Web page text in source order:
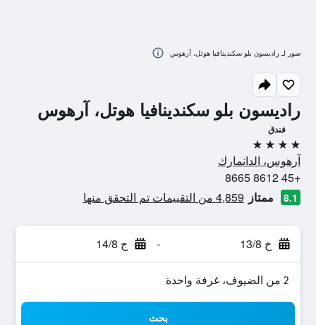
راديسون بلو سكندينافيا هوتل، آرهوس
فندق
4 نجوم
آرهوس، الدانمارك
+45 8612 8665
8.1 ممتاز 4,859 من التقييمات تم التحقق منها
خ 13/8 - ج 14/8
2 من الضيوف، غرفة واحدة
بحث
صور لـ راديسون بلو سكندينافيا هوتل، آرهوس